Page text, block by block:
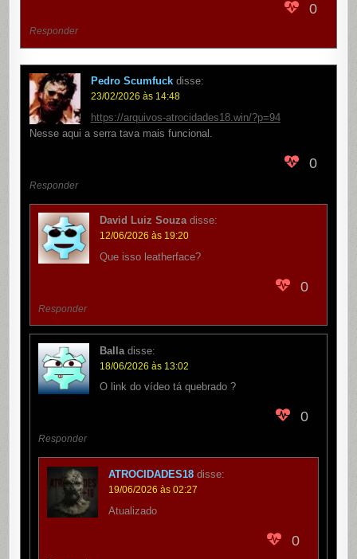
0
Responder
Pedro Scumfuck disse:
23/02/2026 às 14:48
https://arquivos-atrocidades18.win/?p=94
Nesse aqui a serra tava mais funcional.
0
Responder
David Luiz Souza disse:
12/06/2026 às 19:20
Que isso leatherface?
0
Responder
Balla disse:
18/06/2026 às 13:02
O link do vídeo tá quebrado ?
0
Responder
ATROCIDADES18 disse:
19/06/2026 às 02:27
Atualizado
0